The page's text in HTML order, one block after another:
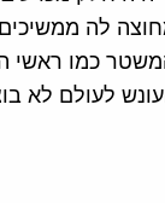
לה
כמו ראשי
לעולם לא